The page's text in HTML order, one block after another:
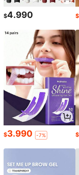
$4.990 $
$3.990 -7% $